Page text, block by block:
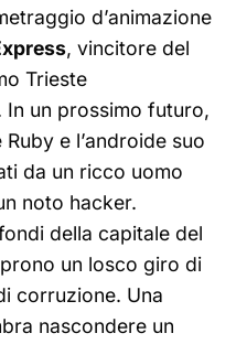
d’animazione
, vincitore del
Trieste
In un prossimo futuro,
e l’androide suo
da un ricco uomo
noto hacker.
della capitale del
un losco giro di
corruzione. Una
nascondere un